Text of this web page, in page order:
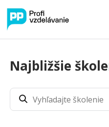
Najbližšie